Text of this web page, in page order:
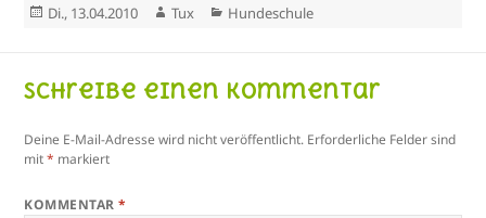
Veröffentlicht
Di., 13.04.2010 Autor
Tux Kategorien
Hundeschule
Schreibe einen Kommentar
Deine E-Mail-Adresse wird nicht veröffentlicht. Erforderliche Felder sind
mit* markiert
KOMMENTAR*